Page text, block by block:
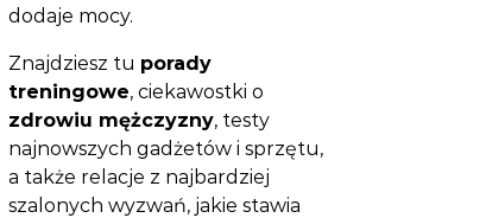
dodaje mocy.
Znajdziesz tu porady
treningowe, ciekawostki o
zdrowiu mężczyzny, testy
najnowszych gadżetów i sprzętu,
a także relacje z najbardziej
szalonych wyzwań, jakie stawia